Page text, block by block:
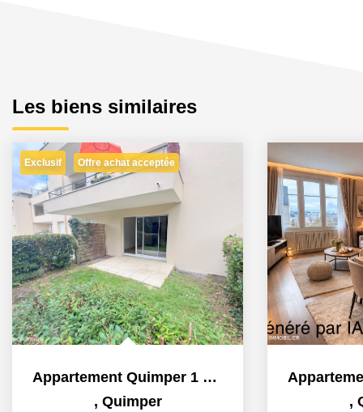
Les biens similaires
Exclusif Offre achat acceptée
Appartement Quimper 1 pièce(s) 34 m2
, Quimper ,